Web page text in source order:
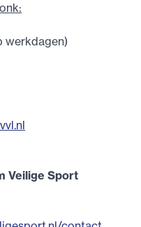
werkdagen)
Veilige Sport